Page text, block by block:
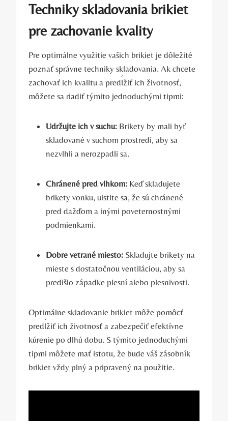
Techniky skladovania brikiet
pre zachovanie kvality
Pre optimálne využitie vašich brikiet je‌ dôležité
poznať správne techniky skladovania. Ak chcete⁤
zachovať ich kvalitu a predĺžiť ich životnosť,
môžete sa riadiť týmito⁤ jednoduchými tipmi:
Udržujte ich ‍v suchu: Brikety by mali byť
skladované v suchom prostredí, aby sa ​
nezvlhli a nerozpadli sa.
Chránené pred vlhkom: Keď skladujete
brikety vonku, uistite sa, že sú chránené
pred dažďom a ⁣inými poveternostnými
podmienkami.
Dobre vetrané miesto: Skladujte brikety na
mieste​ s dostatočnou ventiláciou, aby sa
predišlo západke ‍plesní​ alebo plesnivosti.
Optimálne ⁤skladovanie brikiet môže ⁣pomôcť
predĺžiť ich životnosť a zabezpečiť efektívne
kúrenie po dlhú dobu. S týmito jednoduchými⁣
tipmi môžete mať istotu, že bude váš zásobník
brikiet vždy plný‍ a pripravený na použitie.